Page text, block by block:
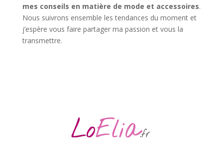
mes conseils en matière de mode et accessoires.
Nous suivrons ensemble les tendances du moment et
j’espère vous faire partager ma passion et vous la
transmettre.